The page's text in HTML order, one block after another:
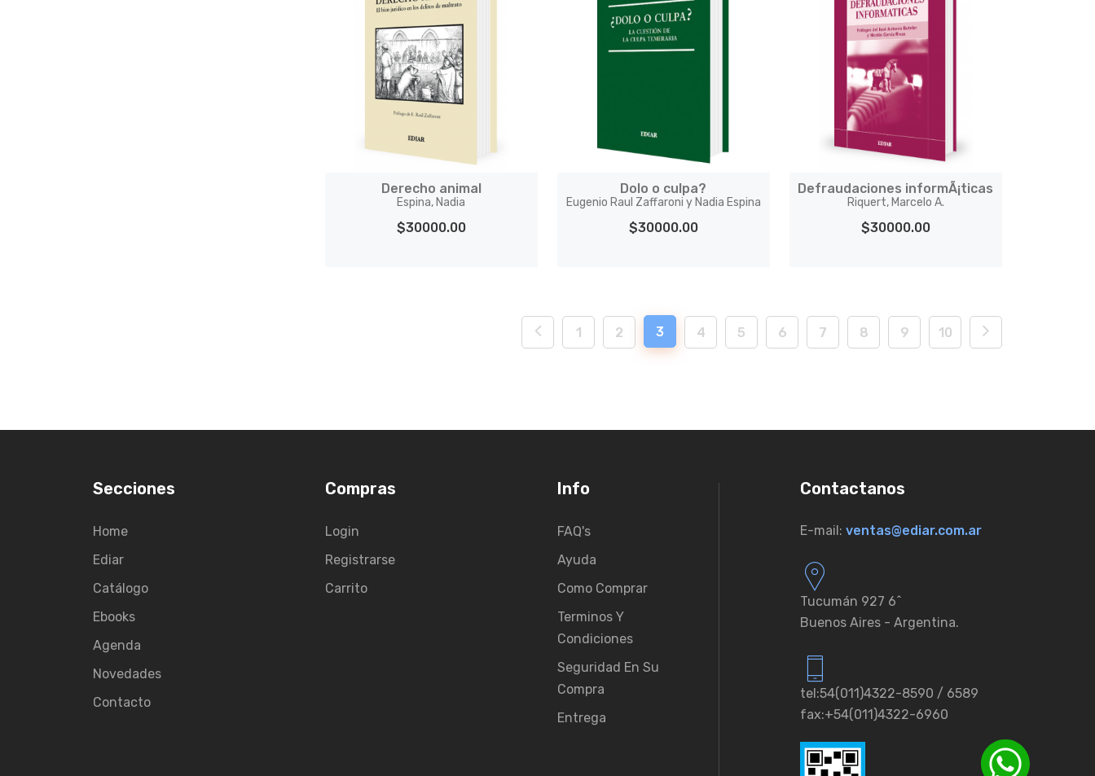
Derecho animal
Espina, Nadia
$30000.00
Dolo o culpa?
Eugenio Raul Zaffaroni y Nadia Espina
$30000.00
Defraudaciones informÃ¡ticas
Riquert, Marcelo A.
$30000.00
1 2 3 4 5 6 7 8 9 10
Secciones
Home
Ediar
Catálogo
Ebooks
Agenda
Novedades
Contacto
Compras
Login
Registrarse
Carrito
Info
FAQ's
Ayuda
Como Comprar
Terminos Y
Condiciones
Seguridad En Su
Compra
Entrega
Contactanos
E-mail: ventas@ediar.com.ar
Tucumán 927 6ˆ
Buenos Aires - Argentina.
tel:54(011)4322-8590 / 6589
fax:+54(011)4322-6960